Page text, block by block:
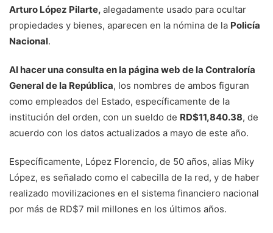
Arturo López Pilarte, alegadamente usado para ocultar
propiedades y bienes, aparecen en la nómina de la Policía
Nacional.
Al hacer una consulta en la página web de la Contraloría
General de la República, los nombres de ambos figuran
como empleados del Estado, específicamente de la
institución del orden, con un sueldo de RD$11,840.38, de
acuerdo con los datos actualizados a mayo de este año.
Específicamente, López Florencio, de 50 años, alias Miky
López, es señalado como el cabecilla de la red, y de haber
realizado movilizaciones en el sistema financiero nacional
por más de RD$7 mil millones en los últimos años.